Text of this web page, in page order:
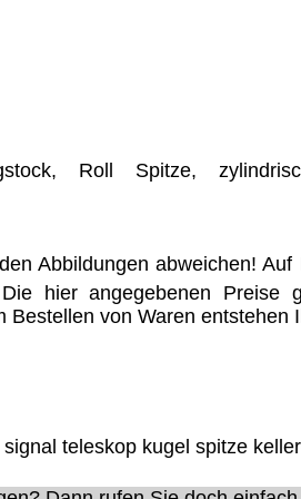
Roll Spitze,
Abbildungen abweichen! Auf
hier angegebenen Preise
Bestellen von Waren entstehen
teleskopkugel spitze
Preisänderungen, Irrtümer
Hamburg entschieden,
hat. Dieses kann nur dadurch
wir uns ausdrücklich von
eigen. Diese Erklärung gilt für
bereit. Die Plattform finden Sie
.